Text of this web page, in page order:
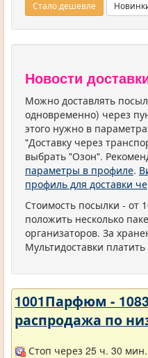
Стало дешевле
Новости
Можно доставлять
одновременно) через
этого нужно в
"Доставку через
выбрать "Озон".
параметры в профиле.
профиль для доставки
Стоимость посылки - от
положить несколько
организаторов. За
Мультидоставки
1001Парфюм -
распродажа по
Стоп через 25 ч. 30 мин.